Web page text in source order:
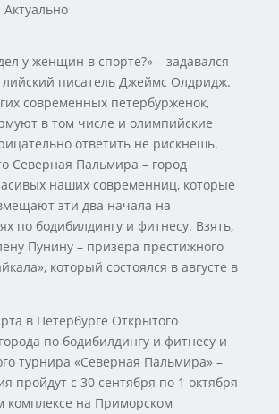
Актуально
у женщин в спорте?» – задавался
писатель Джеймс Олдридж.
современных петербурженок,
в том числе и олимпийские
ответить не рискнешь.
Северная Пальмира – город
наших современниц, которые
эти два начала на
по бодибилдингу и фитнесу. Взять,
Пунину – призера престижного
который состоялся в августе в
в Петербурге Открытого
по бодибилдингу и фитнесу и
турнира «Северная Пальмира» –
пройдут с 30 сентября по 1 октября
комплексе на Приморском